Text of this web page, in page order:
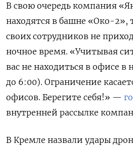
В свою очередь компания
находятся в башне «Око-2»,
своих сотрудников не
ночное время. «Учитывая
вас не находиться в офисе в
до 6:00). Ограничение
офисов. Берегите себя!» —
внутренней рассылке
В Кремле назвали удары